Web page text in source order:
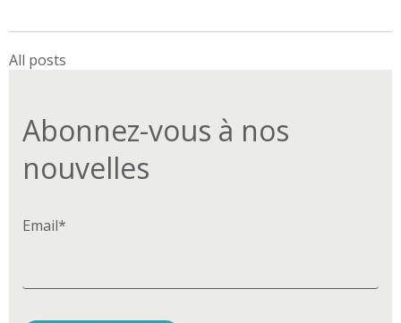
All posts
Abonnez-vous à nos
nouvelles
Email*